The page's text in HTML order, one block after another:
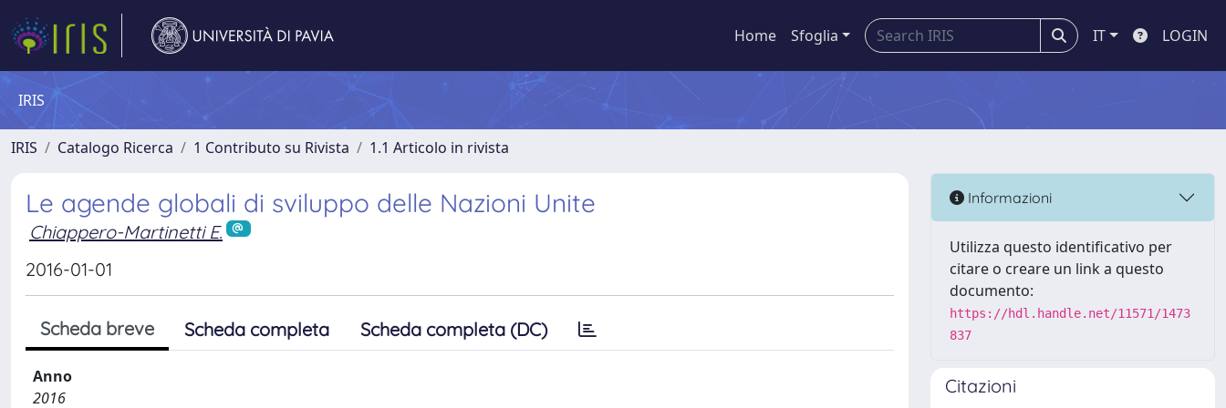
Home Sfoglia IT LOGIN
IRIS
IRIS Catalogo Ricerca 1 Contributo su Rivista 1.1 Articolo in rivista
Le agende globali di sviluppo delle Nazioni Unite
Chiappero-Martinetti E.
2016-01-01
Scheda breve Scheda completa Scheda completa (DC)
Anno
2016
Informazioni
Utilizza questo identificativo per
citare o creare un link a questo
documento:
https://hdl.handle.net/11571/1473
837
Citazioni